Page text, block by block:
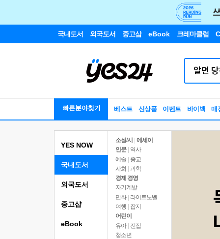
국내도서 외국도서 중고샵 eBook 크레마클럽
빠른분야찾기 베스트 신상품 이벤트 바이백 매
YES NOW
국내도서
소설/시
에세이
인문
역사
예술 | 종교
사회 | 과학
경제 경영
자기계발
만화 | 라이트노벨
여행
잡지
어린이
유아 | 전집
청소년
외국도서
중고샵
eBook